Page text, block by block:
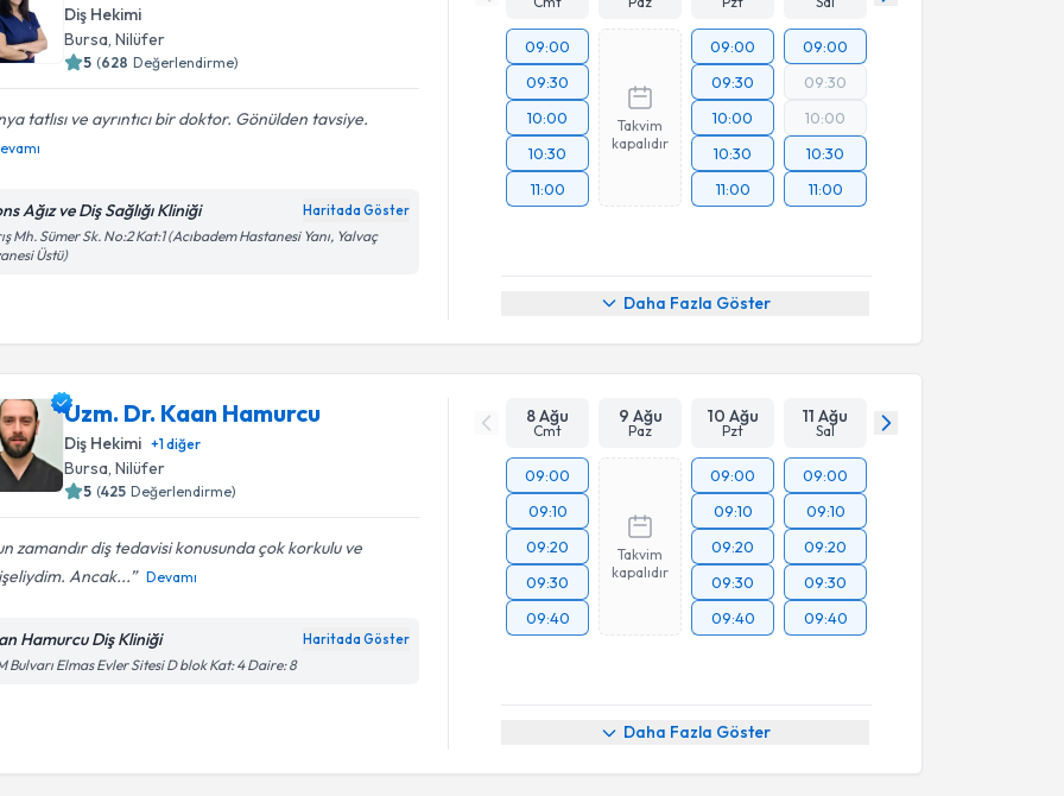
Diş Hekimi
Bursa , Nilüfer
5 (628 Değerlendirme)
tatlısı ve ayrıntıcı bir doktor. Gönülden tavsiye.
Ağız ve Diş Sağlığı Kliniği Haritada Göster
Mh. Sümer Sk. No:2 Kat:1 (Acıbadem Hastanesi Yanı, Yalvaç
Üstü)
09:00
09:30
10:00
10:30
11:00
Takvim
kapalıdır
09:00
09:30
10:00
10:30
11:00
09:00
09:30
10:00
10:30
11:00
Daha Fazla Göster
Uzm. Dr. Kaan Hamurcu
Diş Hekimi +1diğer
Bursa, Nilüfer
5 (425 Değerlendirme)
zamandır diş tedavisi konusunda çok korkulu ve
Ancak...
Devamı
Hamurcu Diş Kliniği Haritada Göster
Bulvarı Elmas Evler Sitesi D blok Kat: 4 Daire: 8
8 Ağu
Cmt
9 Ağu
Paz
10 Ağu
Pzt
11 Ağu
Sal
09:00
09:10
09:20
09:30
09:40
Takvim
kapalıdır
09:00
09:10
09:20
09:30
09:40
09:00
09:10
09:20
09:30
09:40
Daha Fazla Göster